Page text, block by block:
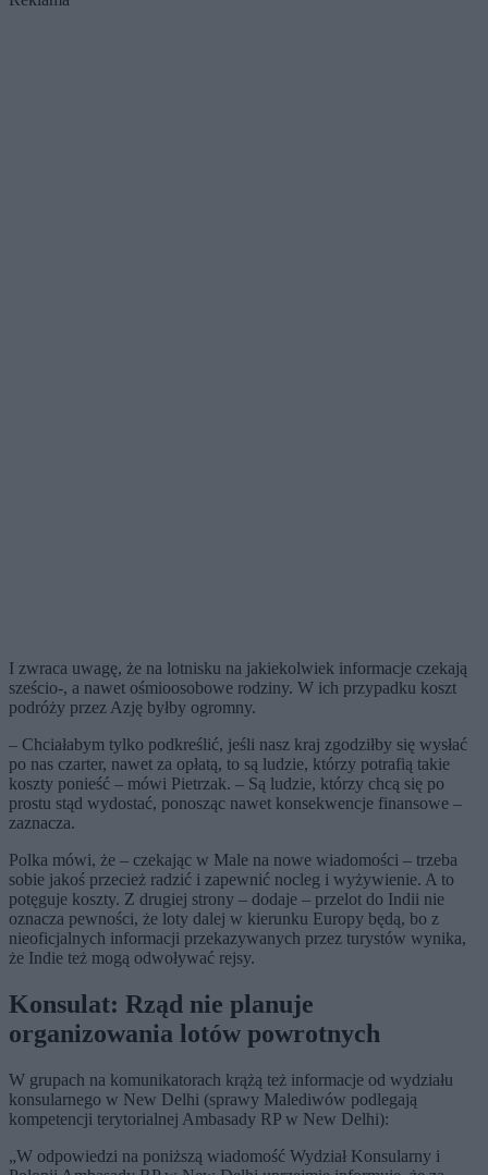
I zwraca uwagę, że na lotnisku na jakiekolwiek informacje czekają
sześcio-, a nawet ośmioosobowe rodziny. W ich przypadku koszt
podróży przez Azję byłby ogromny.
– Chciałabym tylko podkreślić, jeśli nasz kraj zgodziłby się wysłać
po nas czarter, nawet za opłatą, to są ludzie, którzy potrafią takie
koszty ponieść – mówi Pietrzak. – Są ludzie, którzy chcą się po
prostu stąd wydostać, ponosząc nawet konsekwencje finansowe –
zaznacza.
Polka mówi, że – czekając w Male na nowe wiadomości – trzeba
sobie jakoś przecież radzić i zapewnić nocleg i wyżywienie. A to
potęguje koszty. Z drugiej strony – dodaje – przelot do Indii nie
oznacza pewności, że loty dalej w kierunku Europy będą, bo z
nieoficjalnych informacji przekazywanych przez turystów wynika,
że Indie też mogą odwoływać rejsy.
Konsulat: Rząd nie planuje
organizowania lotów powrotnych
W grupach na komunikatorach krążą też informacje od wydziału
konsularnego w New Delhi (sprawy Malediwów podlegają
kompetencji terytorialnej Ambasady RP w New Delhi):
„W odpowiedzi na poniższą wiadomość Wydział Konsularny i